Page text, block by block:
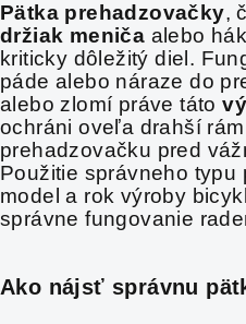
Pätka prehadzovačky,
držiak meniča alebo
kriticky dôležitý diel.
páde alebo náraze do
alebo zlomí práve táto
ochráni oveľa drahší
prehadzovačku pred
Použitie správneho typu
model a rok výroby
správne fungovanie
Ako nájsť správnu